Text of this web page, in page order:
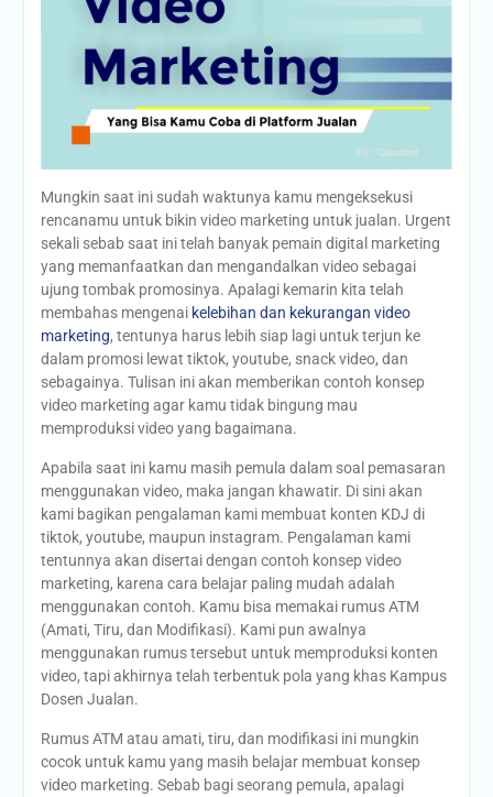
Mungkin saat ini sudah waktunya kamu mengeksekusi
rencanamu untuk bikin video marketing untuk jualan. Urgent
sekali sebab saat ini telah banyak pemain digital marketing
yang memanfaatkan dan mengandalkan video sebagai
ujung tombak promosinya. Apalagi kemarin kita telah
membahas mengenai kelebihan dan kekurangan video
marketing, tentunya harus lebih siap lagi untuk terjun ke
dalam promosi lewat tiktok, youtube, snack video, dan
sebagainya. Tulisan ini akan memberikan contoh konsep
video marketing agar kamu tidak bingung mau
memproduksi video yang bagaimana.
Apabila saat ini kamu masih pemula dalam soal pemasaran
menggunakan video, maka jangan khawatir. Di sini akan
kami bagikan pengalaman kami membuat konten KDJ di
tiktok, youtube, maupun instagram. Pengalaman kami
tentunnya akan disertai dengan contoh konsep video
marketing, karena cara belajar paling mudah adalah
menggunakan contoh. Kamu bisa memakai rumus ATM
(Amati, Tiru, dan Modifikasi). Kami pun awalnya
menggunakan rumus tersebut untuk memproduksi konten
video, tapi akhirnya telah terbentuk pola yang khas Kampus
Dosen Jualan.
Rumus ATM atau amati, tiru, dan modifikasi ini mungkin
cocok untuk kamu yang masih belajar membuat konsep
video marketing. Sebab bagi seorang pemula, apalagi